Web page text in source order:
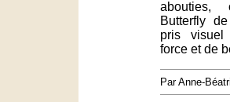
abouties,
Butterfly
pris visuel
force et de
Par Anne-